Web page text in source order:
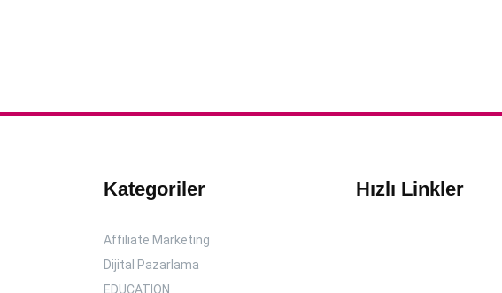
Kategoriler
Affiliate Marketing
Dijital Pazarlama
EDUCATION
Hızlı Linkler